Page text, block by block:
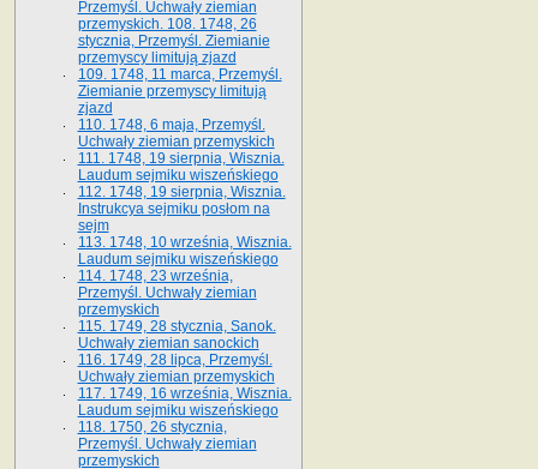
Przemyśl. Uchwały ziemian
przemyskich. 108. 1748, 26
stycznia, Przemyśl. Ziemianie
przemyscy limitują zjazd
109. 1748, 11 marca, Przemyśl.
Ziemianie przemyscy limitują
zjazd
110. 1748, 6 maja, Przemyśl.
Uchwały ziemian przemyskich
111. 1748, 19 sierpnia, Wisznia.
Laudum sejmiku wiszeńskiego
112. 1748, 19 sierpnia, Wisznia.
Instrukcya sejmiku posłom na
sejm
113. 1748, 10 września, Wisznia.
Laudum sejmiku wiszeńskiego
114. 1748, 23 września,
Przemyśl. Uchwały ziemian
przemyskich
115. 1749, 28 stycznia, Sanok.
Uchwały ziemian sanockich
116. 1749, 28 lipca, Przemyśl.
Uchwały ziemian przemyskich
117. 1749, 16 września, Wisznia.
Laudum sejmiku wiszeńskiego
118. 1750, 26 stycznia,
Przemyśl. Uchwały ziemian
przemyskich